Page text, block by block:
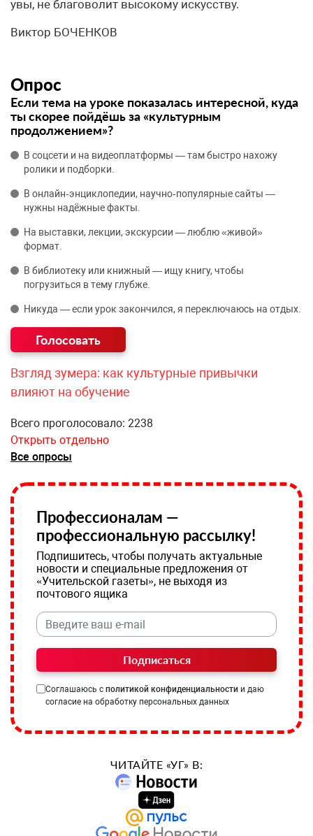
увы, не благоволит высокому искусству.
Виктор БОЧЕНКОВ
Опрос
Если тема на уроке показалась интересной, куда
ты скорее пойдёшь за «культурным
продолжением»?
В соцсети и на видеоплатформы — там быстро нахожу
ролики и подборки.
В онлайн‑энциклопедии, научно‑популярные сайты —
нужны надёжные факты.
На выставки, лекции, экскурсии — люблю «живой»
формат.
В библиотеку или книжный — ищу книгу, чтобы
погрузиться в тему глубже.
Никуда — если урок закончился, я переключаюсь на отдых.
Взгляд зумера: как культурные привычки
влияют на обучение
Всего проголосовало: 2238
Открыть отдельно
Все опросы
Профессионалам —
профессиональную рассылку!
Подпишитесь, чтобы получать актуальные
новости и специальные предложения от
«Учительской газеты», не выходя из
почтового ящика
Подписаться
Соглашаюсь с политикой конфиденциальности и даю
согласие на обработку персональных данных
ЧИТАЙТЕ «УГ» В: